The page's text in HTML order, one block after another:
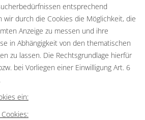
entsprechend
wir durch die Cookies die Möglichkeit, die
Anzeige zu messen und ihre
in Abhängigkeit von den thematischen
zu lassen. Die Rechtsgrundlage hierfür
bei Vorliegen einer Einwilligung Art. 6
ein: